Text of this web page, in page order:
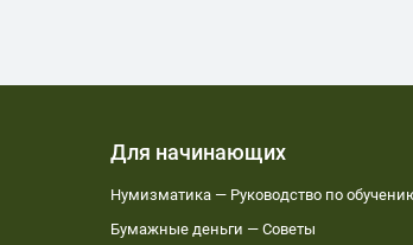
Для начинающих
Нумизматика — Руководство по
Бумажные деньги — Советы